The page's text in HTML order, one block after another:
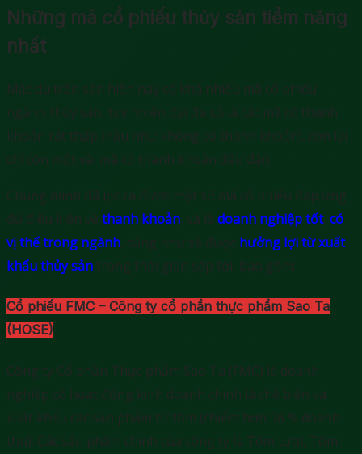
Những mã cổ phiếu thủy sản tiềm năng
nhất
Mặc dù trên sàn hiện nay có khá nhiều mã cổ phiếu
ngành thủy sản, tuy nhiên đại đa số là các mã có thanh
khoản rất thấp (hầu như không có thanh khoản), còn lại
chỉ còn một vài mã có thanh khoản đều đặn.
Chúng mình đã lọc ra được một số mã cổ phiếu đáp ứng
đủ điều kiện về thanh khoản , và là doanh nghiệp tốt, có
vị thế trong ngành, cũng như sẽ được hưởng lợi từ xuất
khẩu thủy sản trong thời gian sắp tới, bao gồm:
Cổ phiếu FMC – Công ty cổ phần thực phẩm Sao Ta
(HOSE)
Công ty Cổ phần Thực phẩm Sao Ta (FMC) là doanh
nghiệp có họat động kinh doanh chính là chế biến và
xuất khẩu các sản phẩm từ tôm (chiếm hơn 96 % doanh
thu). Các sản phẩm chính của công ty là Tôm tươi, Tôm